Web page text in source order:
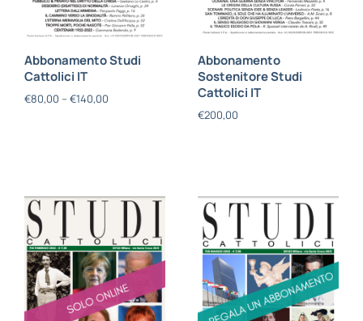
Abbonamento Studi
Cattolici IT
€80,00 – €140,00
Abbonamento
Sostenitore Studi
Cattolici IT
€200,00